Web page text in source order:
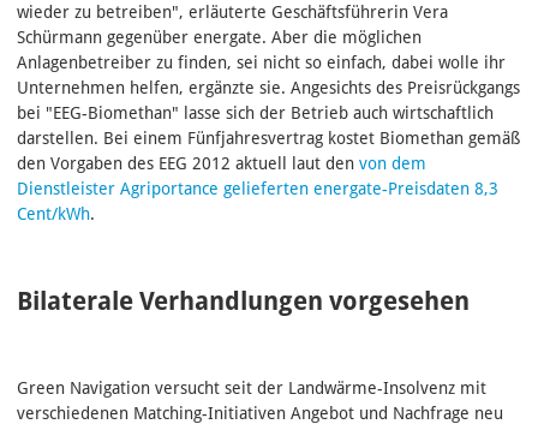
wieder zu betreiben", erläuterte Geschäftsführerin Vera
Schürmann gegenüber energate. Aber die möglichen
Anlagenbetreiber zu finden, sei nicht so einfach, dabei wolle ihr
Unternehmen helfen, ergänzte sie. Angesichts des Preisrückgangs
bei "EEG-Biomethan" lasse sich der Betrieb auch wirtschaftlich
darstellen. Bei einem Fünfjahresvertrag kostet Biomethan gemäß
den Vorgaben des EEG 2012 aktuell laut den von dem
Dienstleister Agriportance gelieferten energate-Preisdaten 8,3
Cent/kWh.
Bilaterale Verhandlungen vorgesehen
Green Navigation versucht seit der Landwärme-Insolvenz mit
verschiedenen Matching-Initiativen Angebot und Nachfrage neu